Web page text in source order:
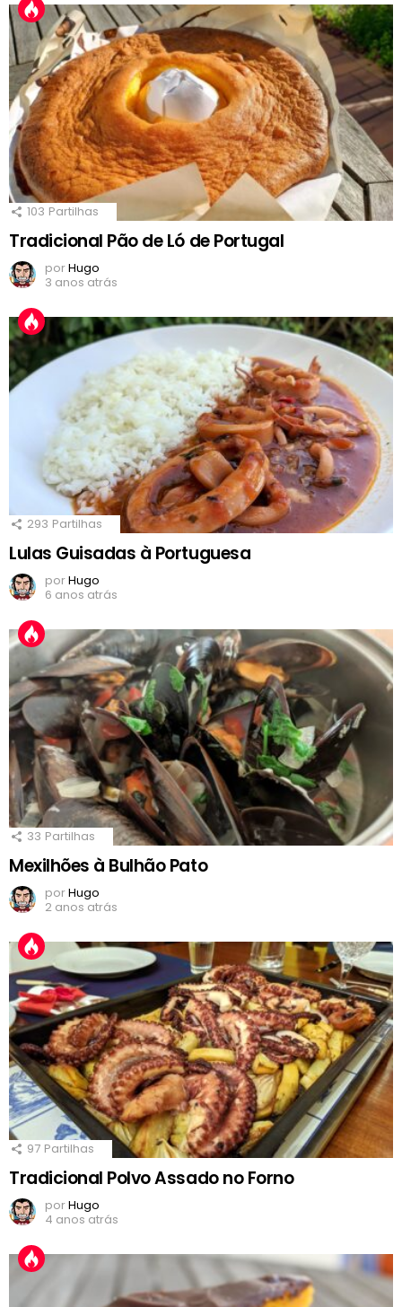
103 Partilhas
Tradicional Pão de Ló de Portugal
porHugo
3 anos atrás
293 Partilhas
Lulas Guisadas à Portuguesa
porHugo
6 anos atrás
33 Partilhas
Mexilhões à Bulhão Pato
porHugo
2 anos atrás
97 Partilhas
Tradicional Polvo Assado no Forno
porHugo
4 anos atrás